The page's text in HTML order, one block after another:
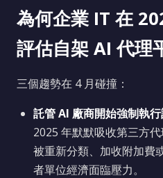
為何企業 IT 在
評估自架 AI 代理
三個趨勢在 4 月碰撞：
託管 AI 廠商開始強制執行
2025 年默默吸收第三方
被重新分類、加收附加費
者單位經濟面臨壓力。